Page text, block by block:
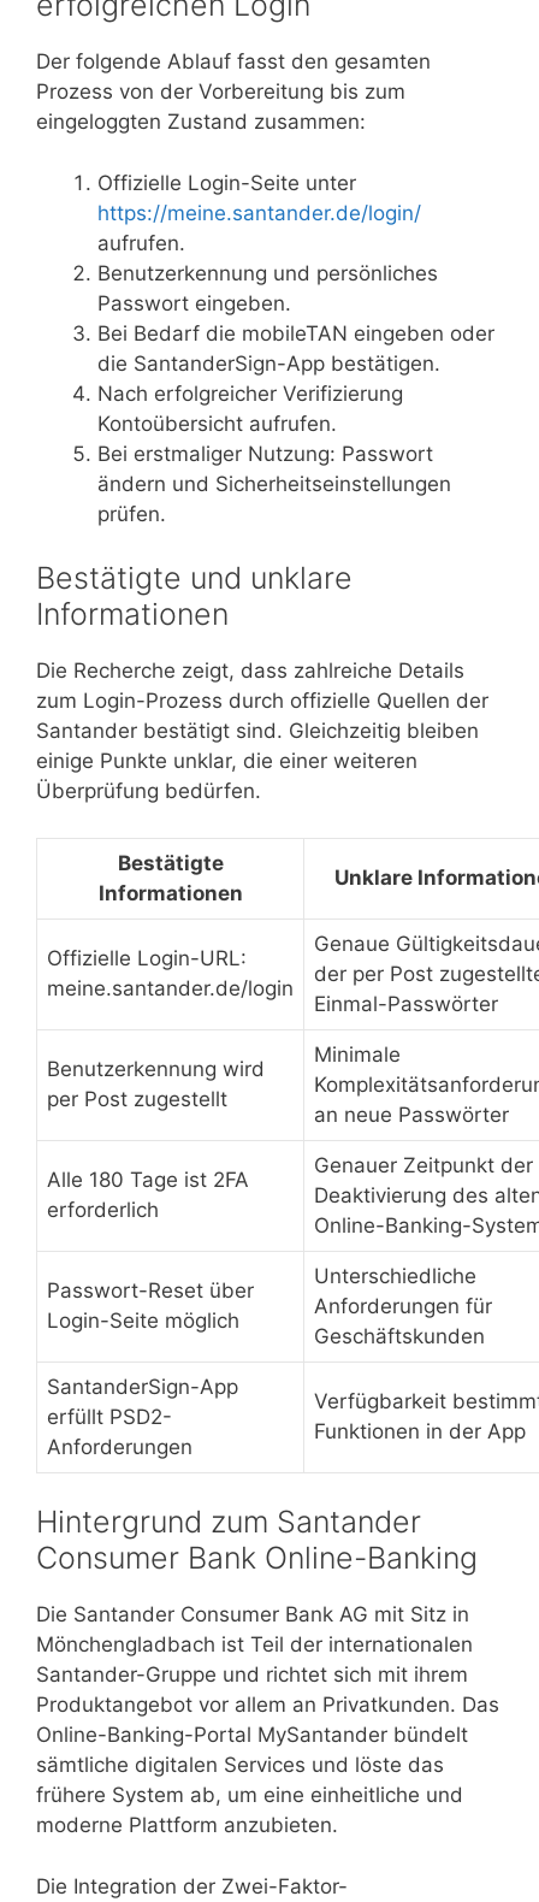
Der folgende Ablauf fasst den gesamten
Prozess von der Vorbereitung bis zum
eingeloggten Zustand zusammen:
Offizielle Login-Seite unter
https://meine.santander.de/login/
aufrufen.
Benutzerkennung und persönliches
Passwort eingeben.
Bei Bedarf die mobileTAN eingeben oder
die SantanderSign-App bestätigen.
Nach erfolgreicher Verifizierung
Kontoübersicht aufrufen.
Bei erstmaliger Nutzung: Passwort
ändern und Sicherheitseinstellungen
prüfen.
Bestätigte und unklare
Informationen
Die Recherche zeigt, dass zahlreiche Details
zum Login-Prozess durch offizielle Quellen der
Santander bestätigt sind. Gleichzeitig bleiben
einige Punkte unklar, die einer weiteren
Überprüfung bedürfen.
Bestätigte
Informationen
Unklare
Offizielle Login-URL:
meine.santander.de/login
Genaue
der per Post
Einmal-Passwörter
Benutzerkennung wird
per Post zugestellt
Minimale
an neue Passwörter
Alle 180 Tage ist 2FA
erforderlich
Genauer Zeitpunkt der
Deaktivierung des
Online-Banking-
Passwort-Reset über
Login-Seite möglich
Unterschiedliche
Anforderungen für
Geschäftskunden
SantanderSign-App
erfüllt PSD2-
Anforderungen
Verfügbarkeit
Funktionen in der App
Hintergrund zum Santander
Consumer Bank Online-Banking
Die Santander Consumer Bank AG mit Sitz in
Mönchengladbach ist Teil der internationalen
Santander-Gruppe und richtet sich mit ihrem
Produktangebot vor allem an Privatkunden. Das
Online-Banking-Portal MySantander bündelt
sämtliche digitalen Services und löste das
frühere System ab, um eine einheitliche und
moderne Plattform anzubieten.
Die Integration der Zwei-Faktor-